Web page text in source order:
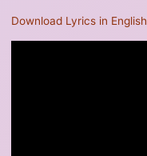
Download Lyrics in English